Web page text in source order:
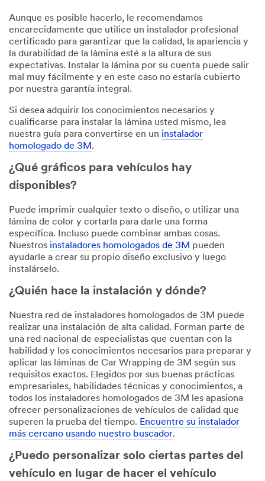
Aunque es posible hacerlo, le recomendamos
encarecidamente que utilice un instalador profesional
certificado para garantizar que la calidad, la apariencia y
la durabilidad de la lámina esté a la altura de sus
expectativas. Instalar la lámina por su cuenta puede salir
mal muy fácilmente y en este caso no estaría cubierto
por nuestra garantía integral.
Si desea adquirir los conocimientos necesarios y
cualificarse para instalar la lámina usted mismo, lea
nuestra guía para convertirse en un instalador
homologado de 3M.
¿Qué gráficos para vehículos hay
disponibles?
Puede imprimir cualquier texto o diseño, o utilizar una
lámina de color y cortarla para darle una forma
específica. Incluso puede combinar ambas cosas.
Nuestros instaladores homologados de 3M pueden
ayudarle a crear su propio diseño exclusivo y luego
instalárselo.
¿Quién hace la instalación y dónde?
Nuestra red de instaladores homologados de 3M puede
realizar una instalación de alta calidad. Forman parte de
una red nacional de especialistas que cuentan con la
habilidad y los conocimientos necesarios para preparar y
aplicar las láminas de Car Wrapping de 3M según sus
requisitos exactos. Elegidos por sus buenas prácticas
empresariales, habilidades técnicas y conocimientos, a
todos los instaladores homologados de 3M les apasiona
ofrecer personalizaciones de vehículos de calidad que
superen la prueba del tiempo. Encuentre su instalador
más cercano usando nuestro buscador.
¿Puedo personalizar solo ciertas partes del
vehículo en lugar de hacer el vehículo